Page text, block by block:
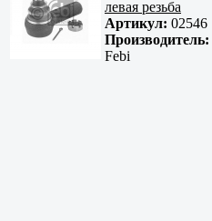
левая резьба
Артикул: 02546
Производитель:
Febi